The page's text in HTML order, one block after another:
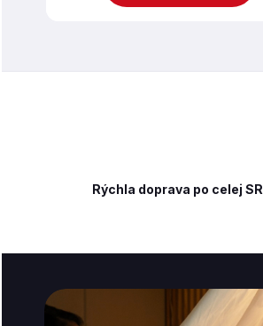
Rýchla doprava po celej SR